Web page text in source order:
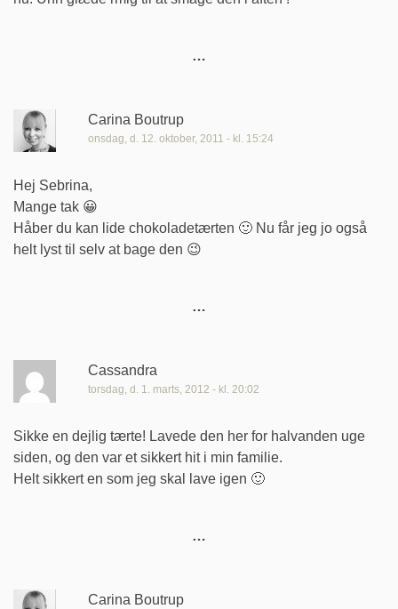
Carina Boutrup
onsdag, d. 12. oktober, 2011 - kl. 15:24
Hej Sebrina,
Mange tak 😀
Håber du kan lide chokoladetærten 🙂 Nu får jeg jo også
helt lyst til selv at bage den 😉
Cassandra
torsdag, d. 1. marts, 2012 - kl. 20:02
Sikke en dejlig tærte! Lavede den her for halvanden uge
siden, og den var et sikkert hit i min familie.
Helt sikkert en som jeg skal lave igen 🙂
Carina Boutrup